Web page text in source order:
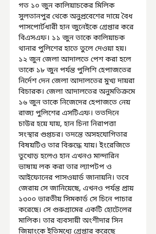
গত ১০ জুন কালিয়াচকের মিলিক
সুলতানপুর থেকে অনুপ্রবেশের দায়ে বৈধ
পাসপোর্টধারী হান জুনেইকে গ্রেপ্তার করে
বিএসএফ। ১১ জুন তাকে কালিয়াচক
থানার পুলিশের হাতে তুলে দেওয়া হয়।
১২ জুন জেলা আদালতে পেশ করা হলে
তাকে ১৮ জুন পর্যন্ত পুলিশি হেপাজতের
নির্দেশ দেন জেলা আদালতের মুখ্য দায়রা
বিচারক। জেলা আদালতের অনুমতিক্রমে
১৬ জুন তাকে নিজেদের হেপাজতে নেয়
রাজ্য পুলিশের এসটিএফ। ততদিনে
চাউর হয়ে যায়, হান চিনা নিরাপত্তা
সংস্থার গুপ্তচর। তদন্তে অসহযোগিতার
বিষয়টিও তার বিরুদ্ধে যায়। ইংরেজিতে
তুখোড় হলেও হান এখনও মান্দারিন
ভাষায় লক করা তার ল্যাপটপ ও
আইফোনের পাসওয়ার্ড জানায়নি। তবে
জেরায় সে জানিয়েছে, এখনও পর্যন্ত প্রায়
১৩০০ ভারতীয় সিমকার্ড সে চিনে পাচার
করেছে। সে গুরুগ্রামের একটি হোটেলের
মালিক। তার ব্যবসায়ী অংশীদার সিন
জিয়াংকে ইতিমধ্যে গ্রেপ্তার করেছে